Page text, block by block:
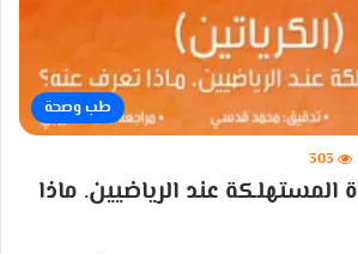
طب وصحة
303
المستهلكة عند الرياضيين. ماذا